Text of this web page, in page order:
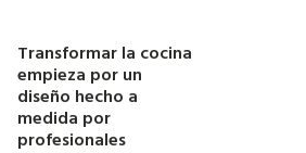
Transformar la cocina
empieza por un
diseño hecho a
medida por
profesionales